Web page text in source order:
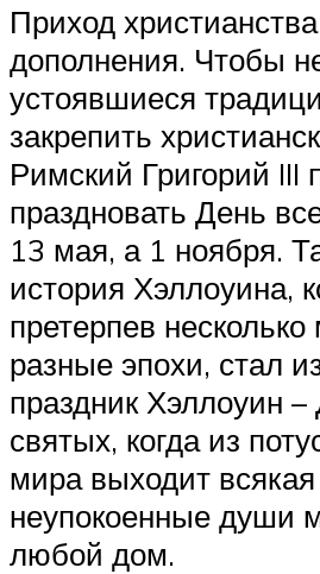
Приход
дополнения. Чтобы
устоявшиеся
закрепить
Римский Григорий III
праздновать День
13 мая, а 1 ноября.
история Хэллоуина,
претерпев
разные эпохи, стал
праздник Хэллоуин –
святых, когда из
мира выходит
неупокоенные души
любой дом.